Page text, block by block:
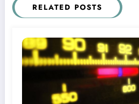
RELATED POSTS